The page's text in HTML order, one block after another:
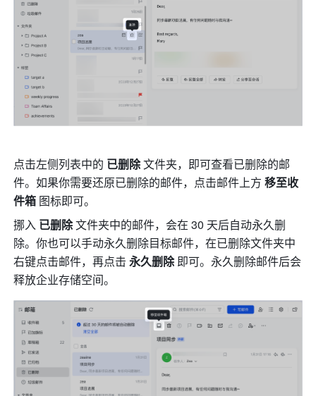
点击左侧列表中的 已删除 文件夹，即可查看已删除的邮
件。如果你需要还原已删除的邮件，点击邮件上方 移至收
件箱 图标即可。
挪入 已删除 文件夹中的邮件，会在 30 天后自动永久删
除。你也可以手动永久删除目标邮件，在已删除文件夹中
右键点击邮件，再点击 永久删除 即可。永久删除邮件后会
释放企业存储空间。